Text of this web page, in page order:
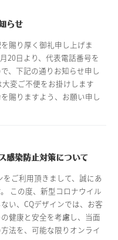
らせ
賜り厚く御礼申し上げま
20日より、代表電話番号を
、下記の通りお知らせ申し
大変ご不便をお掛けします
賜りますよう、お願い申し
感染防止対策について
をご利用頂きまして、誠にあ
この度、新型コロナウイル
い、CQデザインでは、お客
健康と安全を考慮し、当面
法を、可能な限りオンライ